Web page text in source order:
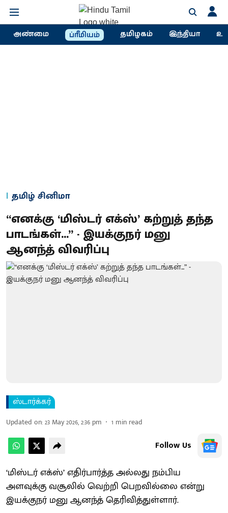
அண்மை ப்ரீமியம் தமிழகம் இந்தியா
தமிழ் சினிமா
“எனக்கு ‘மிஸ்டர் எக்ஸ்’ கற்றுத் தந்த
பாடங்கள்...” - இயக்குநர் மனு
ஆனந்த் விவரிப்பு
ஸ்டார்க்கர்
Updated on:23 May 2026, 2:36 pm 1 min read
Follow Us
‘மிஸ்டர் எக்ஸ்’ எதிர்பார்த்த அல்லது நம்பிய
அளவுக்கு வசூலில் வெற்றி பெறவில்லை என்று
இயக்குநர் மனு ஆனந்த் தெரிவித்துள்ளார்.